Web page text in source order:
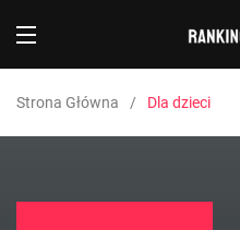
Strona Główna Dla dzieci